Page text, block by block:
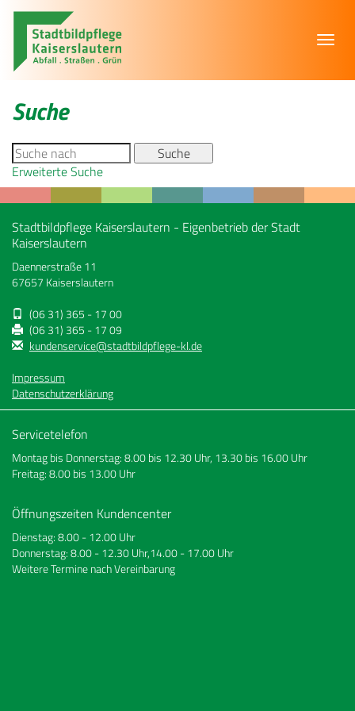
Suche
Erweiterte Suche
Stadtbildpflege Kaiserslautern - Eigenbetrieb der Stadt
Kaiserslautern
Daennerstraße 11
67657 Kaiserslautern
(06 31) 365 - 17 00
(06 31) 365 - 17 09
kundenservice@stadtbildpflege-kl.de
Impressum
Datenschutzerklärung
Servicetelefon
Montag bis Donnerstag: 8.00 bis 12.30 Uhr, 13.30 bis 16.00 Uhr
Freitag: 8.00 bis 13.00 Uhr
Öffnungszeiten Kundencenter
Dienstag: 8.00 - 12.00 Uhr
Donnerstag: 8.00 - 12.30 Uhr,14.00 - 17.00 Uhr
Weitere Termine nach Vereinbarung